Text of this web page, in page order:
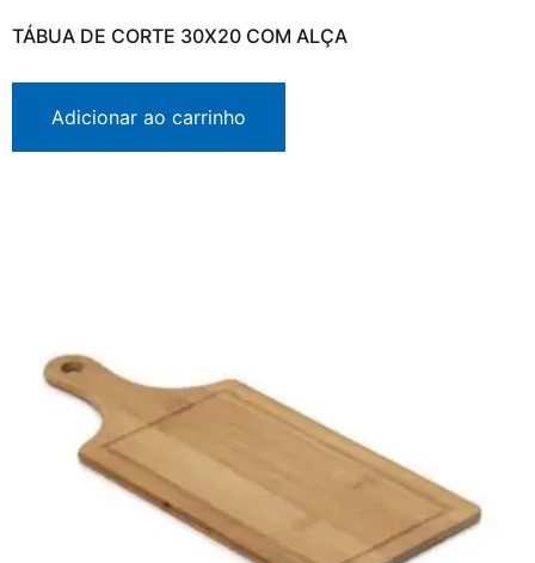
TÁBUA DE CORTE 30X20 COM ALÇA
Adicionar ao carrinho